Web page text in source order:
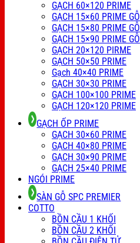
GẠCH 60×120 PRIME
GẠCH 15×60 PRIME GỖ
GẠCH 15×80 PRIME GỖ
GẠCH 15×90 PRIME GỖ
GẠCH 20×120 PIRME
GẠCH 50×50 PRIME
Gạch 40×40 PRIME
GẠCH 30×30 PRIME
GẠCH 100×100 PRIME
GẠCH 120×120 PRIME
GẠCH ỐP PRIME
GẠCH 30×60 PRIME
GẠCH 40×80 PRIME
GẠCH 30×90 PRIME
GẠCH 25×40 PRIME
NGÓI PRIME
SÀN GỖ SPC PREMIER
COTTO
BỒN CẦU 1 KHỐI
BỒN CẦU 2 KHỐI